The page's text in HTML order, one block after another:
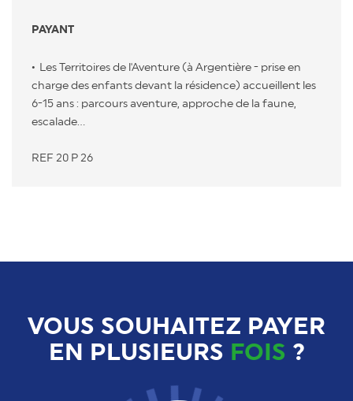
PAYANT
Les Territoires de l'Aventure (à Argentière - prise en
charge des enfants devant la résidence) accueillent les
6-15 ans : parcours aventure, approche de la faune,
escalade...
REF 20 P 26
VOUS SOUHAITEZ PAYER
EN PLUSIEURS FOIS ?